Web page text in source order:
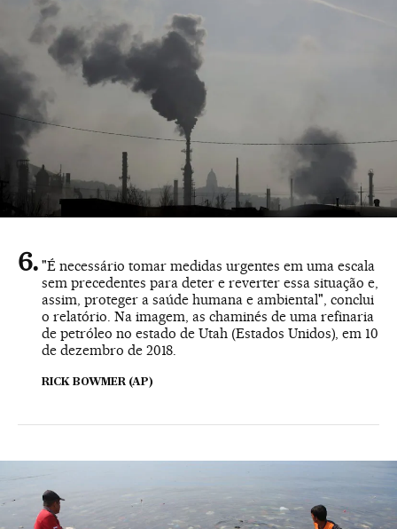
"É necessário tomar medidas urgentes em uma escala
sem precedentes para deter e reverter essa situação e,
assim, proteger a saúde humana e ambiental", conclui
o relatório. Na imagem, as chaminés de uma refinaria
de petróleo no estado de Utah (Estados Unidos), em 10
de dezembro de 2018.
RICK BOWMER (AP)